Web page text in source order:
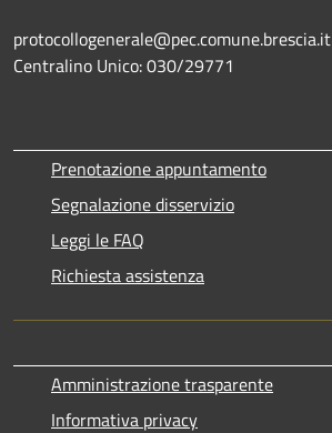
protocollogenerale@pec.comune.brescia.it
Centralino Unico: 030/29771
Prenotazione appuntamento
Segnalazione disservizio
Leggi le FAQ
Richiesta assistenza
Amministrazione trasparente
Informativa privacy